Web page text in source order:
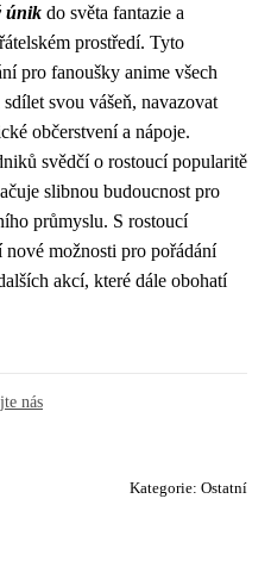
únik do světa fantazie a
prostředí. Tyto
pro fanoušky anime všech
svou vášeň, navazovat
občerstvení a nápoje.
svědčí o rostoucí popularitě
slibnou budoucnost pro
průmyslu. S rostoucí
možnosti pro pořádání
akcí, které dále obohatí
nás
Kategorie: Ostatní